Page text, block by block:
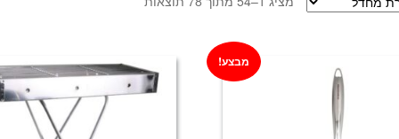
מבצע!